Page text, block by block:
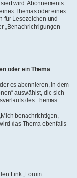
wird. Abonnements
Themas oder eines
für Lesezeichen und
„Benachrichtigungen
oder ein Thema
es abonnieren, in dem
auswählst, die sich
des Themas
benachrichtigen,
das Thema ebenfalls
Link „Forum